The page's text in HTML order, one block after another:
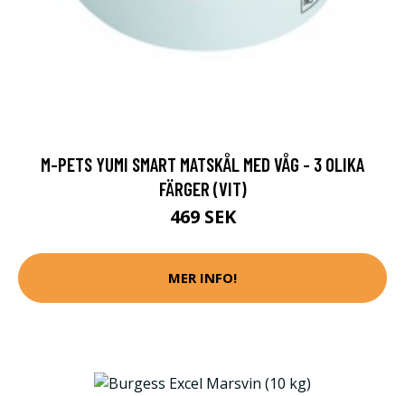
M-PETS YUMI SMART MATSKÅL MED VÅG - 3 OLIKA
FÄRGER (VIT)
469 SEK
MER INFO!